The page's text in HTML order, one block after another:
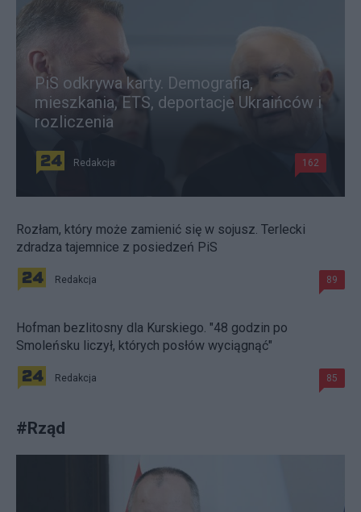
PiS odkrywa karty. Demografia,
mieszkania, ETS, deportacje Ukraińców i
rozliczenia
Redakcja 162
Rozłam, który może zamienić się w sojusz. Terlecki
zdradza tajemnice z posiedzeń PiS
Redakcja 89
Hofman bezlitosny dla Kurskiego. "48 godzin po
Smoleńsku liczył, których posłów wyciągnąć"
Redakcja 85
#Rząd